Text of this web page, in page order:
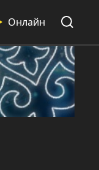
Онлайн